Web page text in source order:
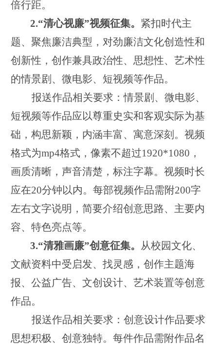
倍行距。
2.“清心视廉”视频征集。 紧扣时代主
题、聚焦廉洁典型，对劲廉洁文化创造性和
创新性，创作兼具政治性、思想性、艺术性
的情景剧、微电影、短视频等作品。
报送作品相关要求：情景剧、微电影、
短视频等作品应以尊重史实和客观实际为基
础，构思新颖，内涵丰富、寓意深刻。视频
格式为mp4格式，像素不超过1920*1080，
画质清晰，声音清楚，标注字幕。视频时长
应在20分钟以内。每部视频作品需附200字
左右文字说明，简要介绍创意思路、主要内
容、特色亮点等。
3.“清雅画廉”创意征集。 从校园文化、
文献资料中受启发、找灵感，创作主题海
报、公益广告、文创设计、艺术装置等创意
作品。
报送作品相关要求：创意设计作品要求
思想积极、创意独特。每件作品需附作品名